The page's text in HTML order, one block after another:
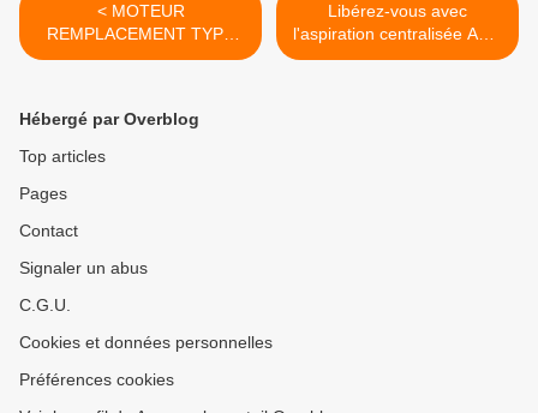
< MOTEUR
REMPLACEMENT TYPE
DOMEL 462 .... 1400W
Libérez-vous avec
l'aspiration centralisée AMS
! >
Hébergé par Overblog
Top articles
Pages
Contact
Signaler un abus
C.G.U.
Cookies et données personnelles
Préférences cookies